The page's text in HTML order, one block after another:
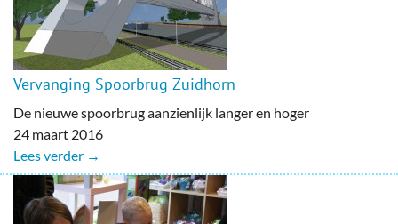
Bedrijven
Prikbord & Aanbiedingen
Vervanging Spoorbrug Zuidhorn
De nieuwe spoorbrug aanzienlijk langer en hoger
24 maart 2016
Lees verder →